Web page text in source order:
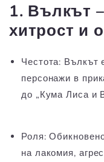
1. Вълкът
хитрост и
Честота: Вълкът
персонажи в
до „Кума Лиса и
Роля:
на лакомия,